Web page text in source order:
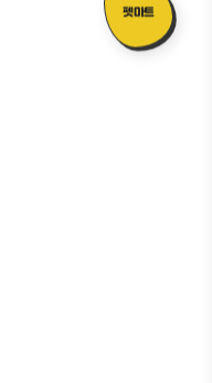
펫마트